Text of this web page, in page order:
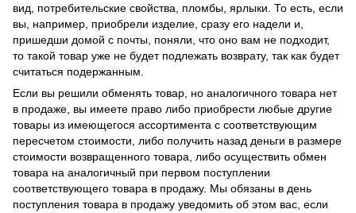
вид, потребительские свойства, пломбы, ярлыки. То есть, если
вы, например, приобрели изделие, сразу его надели и,
пришедши домой с почты, поняли, что оно вам не подходит,
то такой товар уже не будет подлежать возврату, так как будет
считаться подержанным.
Если вы решили обменять товар, но аналогичного товара нет
в продаже, вы имеете право либо приобрести любые другие
товары из имеющегося ассортимента с соответствующим
пересчетом стоимости, либо получить назад деньги в размере
стоимости возвращенного товара, либо осуществить обмен
товара на аналогичный при первом поступлении
соответствующего товара в продажу. Мы обязаны в день
поступления товара в продажу уведомить об этом вас, если